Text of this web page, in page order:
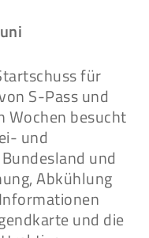
für
S-Pass und
Wochen besucht
und
und
Abkühlung
und die